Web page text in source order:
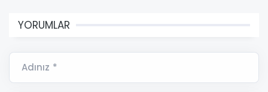
YORUMLAR
Adınız *